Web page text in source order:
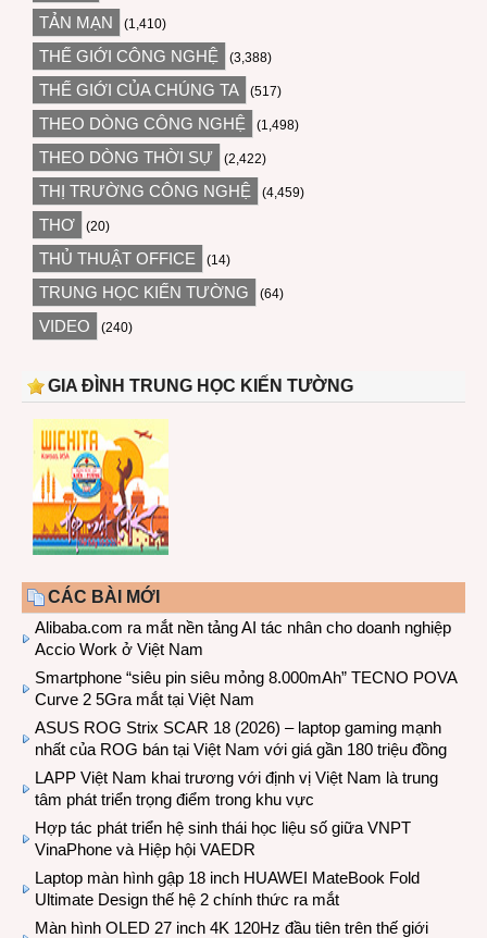
TẢN MẠN (1,410)
THẾ GIỚI CÔNG NGHỆ (3,388)
THẾ GIỚI CỦA CHÚNG TA (517)
THEO DÒNG CÔNG NGHỆ (1,498)
THEO DÒNG THỜI SỰ (2,422)
THỊ TRƯỜNG CÔNG NGHỆ (4,459)
THƠ (20)
THỦ THUẬT OFFICE (14)
TRUNG HỌC KIẾN TƯỜNG (64)
VIDEO (240)
GIA ĐÌNH TRUNG HỌC KIẾN TƯỜNG
CÁC BÀI MỚI
Alibaba.com ra mắt nền tảng AI tác nhân cho doanh nghiệp
Accio Work ở Việt Nam
Smartphone “siêu pin siêu mỏng 8.000mAh” TECNO POVA
Curve 2 5Gra mắt tại Việt Nam
ASUS ROG Strix SCAR 18 (2026) – laptop gaming mạnh
nhất của ROG bán tại Việt Nam với giá gần 180 triệu đồng
LAPP Việt Nam khai trương với định vị Việt Nam là trung
tâm phát triển trọng điểm trong khu vực
Hợp tác phát triển hệ sinh thái học liệu số giữa VNPT
VinaPhone và Hiệp hội VAEDR
Laptop màn hình gập 18 inch HUAWEI MateBook Fold
Ultimate Design thế hệ 2 chính thức ra mắt
Màn hình OLED 27 inch 4K 120Hz đầu tiên trên thế giới